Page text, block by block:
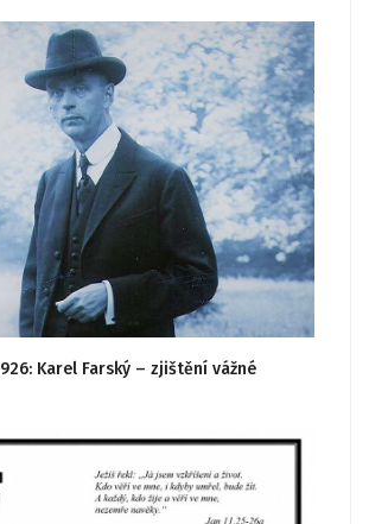
Karel Farský – zjištění vážné